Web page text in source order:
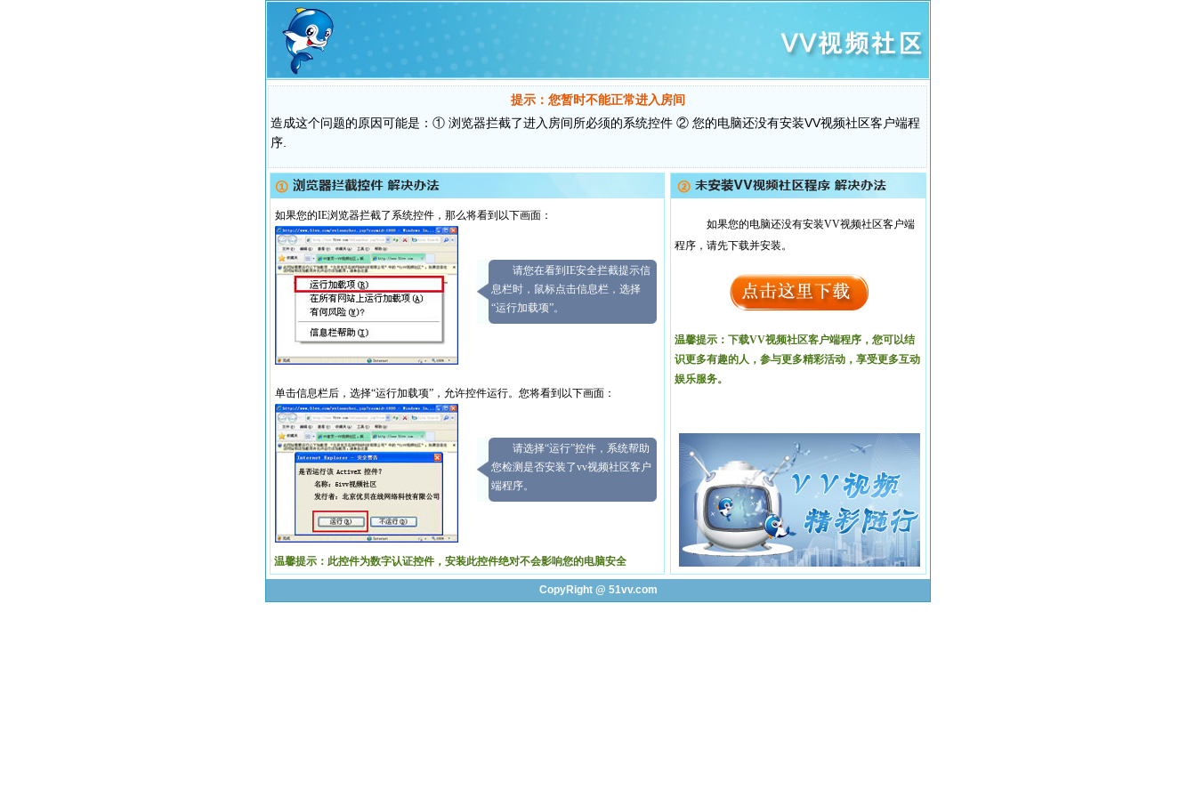
提示：您暂时不能正常进入房间
造成这个问题的原因可能是：① 浏览器拦截了进入房间所必须的系统控件 ② 您的电脑还没有安装VV视频社区客户端程
序.
如果您的IE浏览器拦截了系统控件，那么将看到以下画面：
请您在看到IE安全拦截提示信
息栏时，鼠标点击信息栏，选择
“运行加载项”。
单击信息栏后，选择“运行加载项”，允许控件运行。您将看到以下画面：
请选择“运行”控件，系统帮助
您检测是否安装了vv视频社区客户
端程序。
温馨提示：此控件为数字认证控件，安装此控件绝对不会影响您的电脑安全
如果您的电脑还没有安装VV视频社区客户端
程序，请先下载并安装。
温馨提示：下载VV视频社区客户端程序，您可以结
识更多有趣的人，参与更多精彩活动，享受更多互动
娱乐服务。
CopyRight @ 51vv.com